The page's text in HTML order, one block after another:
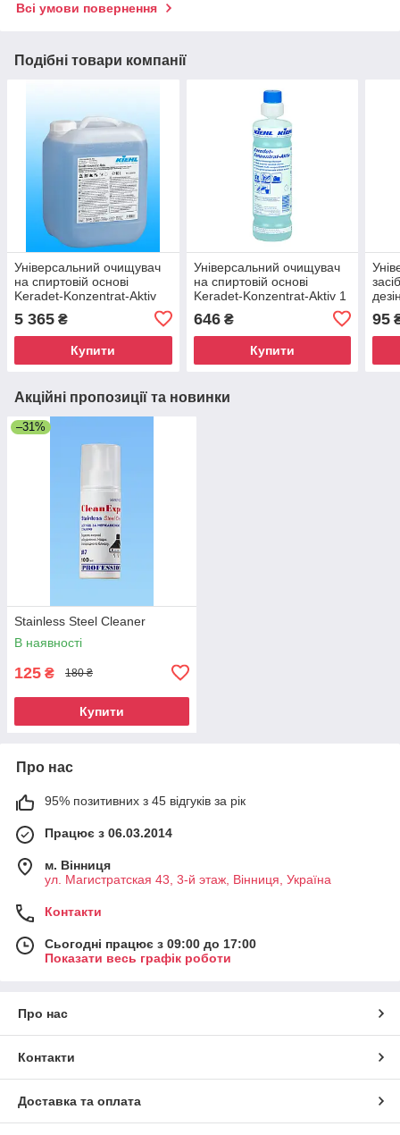
Всі умови повернення
Подібні товари компанії
Універсальний очищувач
на спиртовій основі
Keradet-Konzentrat-Aktiv
5 365 ₴
Купити
Універсальний очищувач
на спиртовій основі
Keradet-Konzentrat-Aktiv 1
646₴
Купити
95
Акційні пропозиції та новинки
–31%
Stainless Steel Cleaner
В наявності
125 ₴ 180 ₴
Купити
Про нас
95% позитивних з 45 відгуків за рік
Працює з 06.03.2014
м. Вінниця
ул. Магистратская 43, 3-й этаж, Вінниця, Україна
Контакти
Сьогодні працює з 09:00 до 17:00
Показати весь графік роботи
Про нас
Контакти
Доставка та оплата